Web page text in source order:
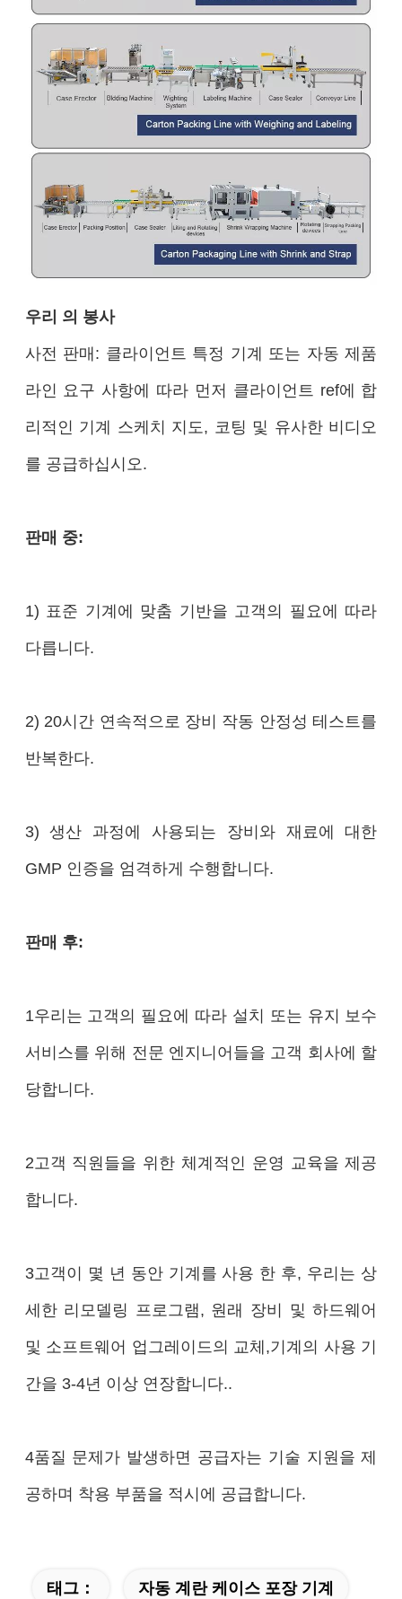
우리 의 봉사
사전 판매: 클라이언트 특정 기계 또는 자동 제품
라인 요구 사항에 따라 먼저 클라이언트 ref에 합
리적인 기계 스케치 지도, 코팅 및 유사한 비디오
를 공급하십시오.
판매 중:
1) 표준 기계에 맞춤 기반을 고객의 필요에 따라
다릅니다.
2) 20시간 연속적으로 장비 작동 안정성 테스트를
반복한다.
3) 생산 과정에 사용되는 장비와 재료에 대한
GMP 인증을 엄격하게 수행합니다.
판매 후:
1우리는 고객의 필요에 따라 설치 또는 유지 보수
서비스를 위해 전문 엔지니어들을 고객 회사에 할
당합니다.
2고객 직원들을 위한 체계적인 운영 교육을 제공
합니다.
3고객이 몇 년 동안 기계를 사용 한 후, 우리는 상
세한 리모델링 프로그램, 원래 장비 및 하드웨어
및 소프트웨어 업그레이드의 교체,기계의 사용 기
간을 3-4년 이상 연장합니다..
4품질 문제가 발생하면 공급자는 기술 지원을 제
공하며 착용 부품을 적시에 공급합니다.
태그： 자동 계란 케이스 포장 기계